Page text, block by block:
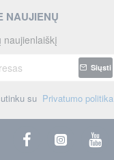
NAUJIENŲ
naujienlaiškį
Siųsti
su Privatumo politika